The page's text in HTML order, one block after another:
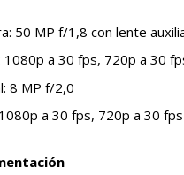
50 MP f/1,8 con lente
a 30 fps, 720p a 30
8 MP f/2,0
a 30 fps, 720p a 30 fps